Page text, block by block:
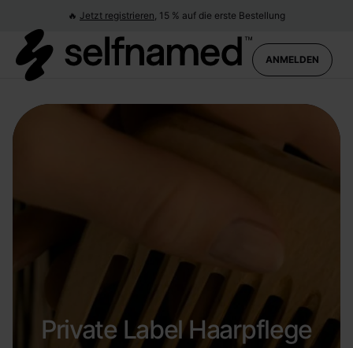
🔥 Jetzt registrieren, 15 % auf die erste Bestellung
ANMELDEN
Private Label Haarpflege